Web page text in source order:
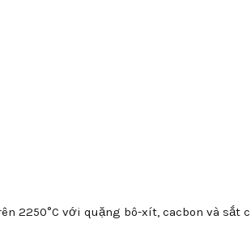
2250°C với quặng bô-xít, cacbon và sắt